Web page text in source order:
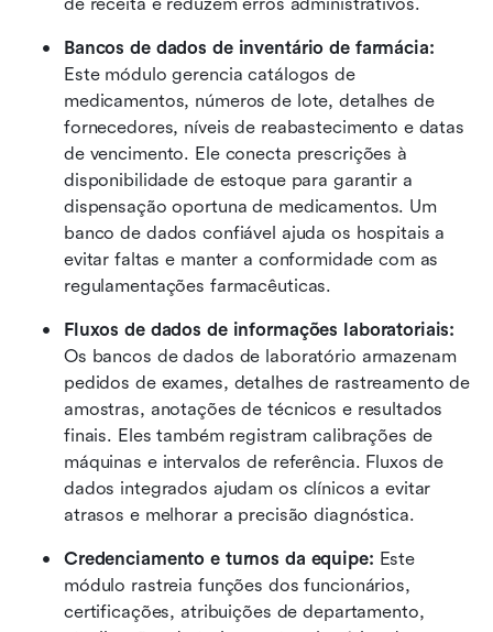
Este módulo gerencia catálogos de
medicamentos, números de lote, detalhes de
fornecedores, níveis de reabastecimento e datas
de vencimento. Ele conecta prescrições à
disponibilidade de estoque para garantir a
dispensação oportuna de medicamentos. Um
banco de dados confiável ajuda os hospitais a
evitar faltas e manter a conformidade com as
regulamentações farmacêuticas.
Os bancos de dados de laboratório armazenam
pedidos de exames, detalhes de rastreamento de
amostras, anotações de técnicos e resultados
finais. Eles também registram calibrações de
máquinas e intervalos de referência. Fluxos de
dados integrados ajudam os clínicos a evitar
atrasos e melhorar a precisão diagnóstica.
Credenciamento e turnos da equipe: Este
módulo rastreia funções dos funcionários,
certificações, atribuições de departamento,